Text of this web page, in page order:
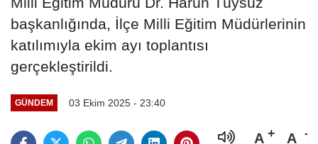
başkanlığında, İlçe Milli Eğitim Müdürlerinin
katılımıyla ekim ayı toplantısı
gerçekleştirildi.
GÜNDEM 03 Ekim 2025 - 23:40
A A